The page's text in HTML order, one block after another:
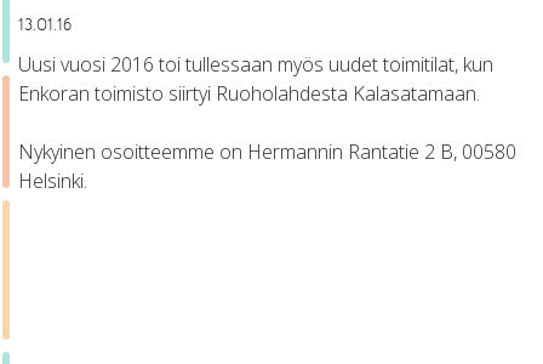
13.01.16
Uusi vuosi 2016 toi tullessaan myös uudet toimitilat, kun
Enkoran toimisto siirtyi Ruoholahdesta Kalasatamaan.
Nykyinen osoitteemme on Hermannin Rantatie 2 B, 00580
Helsinki.